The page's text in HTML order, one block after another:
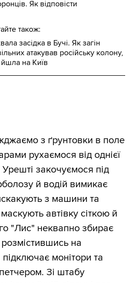
Як відповісти
також:
засідка в Бучі. Як загін
атакував російську колону,
на Київ
з ґрунтовки в поле
рухаємося від однієї
закочуємося під
й водій вимикає
з машини та
автівку сіткою й
"Лис" неквапно збирає
на
монітори та
Зі штабу